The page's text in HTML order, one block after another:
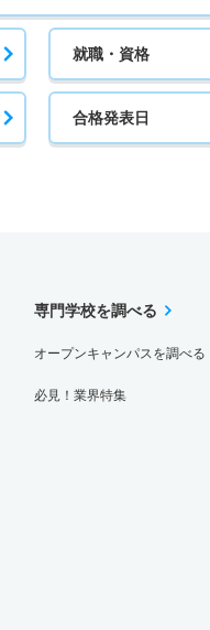
就職・資格
合格発表日
専門学校を調べる
オープンキャンパスを調べる
必見！業界特集